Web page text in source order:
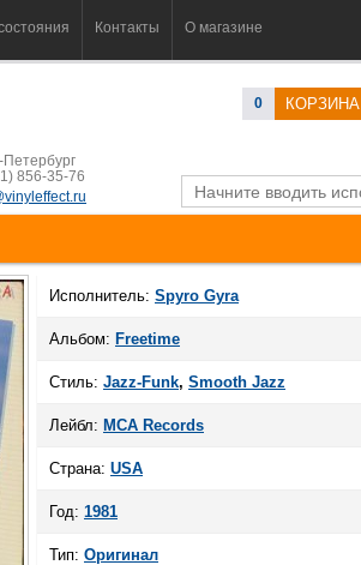
Контакты О магазине
0 КОРЗИНА
856-35-76
Исполнитель: Spyro Gyra
Альбом: Freetime
Стиль: Jazz-Funk, Smooth Jazz
Лейбл: MCA Records
Страна: USA
Год: 1981
Тип: Оригинал